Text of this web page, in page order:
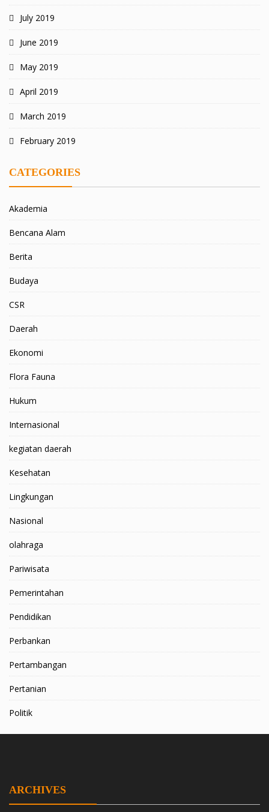
July 2019
June 2019
May 2019
April 2019
March 2019
February 2019
CATEGORIES
Akademia
Bencana Alam
Berita
Budaya
CSR
Daerah
Ekonomi
Flora Fauna
Hukum
Internasional
kegiatan daerah
Kesehatan
Lingkungan
Nasional
olahraga
Pariwisata
Pemerintahan
Pendidikan
Perbankan
Pertambangan
Pertanian
Politik
ARCHIVES